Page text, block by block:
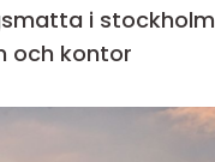
i stockholm så väljer du
och kontor